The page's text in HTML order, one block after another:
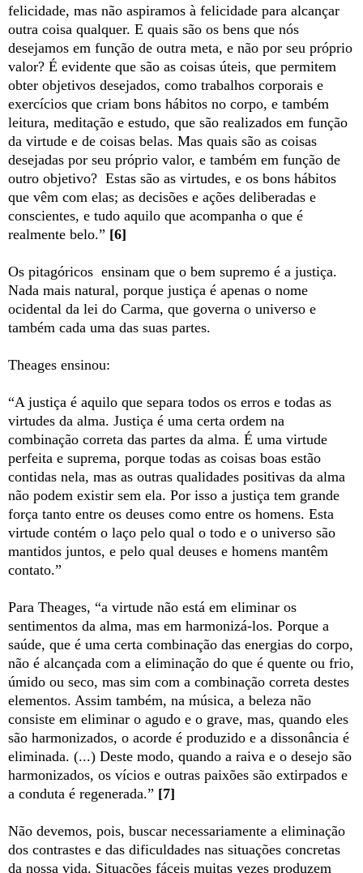
felicidade, mas não aspiramos à felicidade para alcançar
outra coisa qualquer. E quais são os bens que nós
desejamos em função de outra meta, e não por seu próprio
valor? É evidente que são as coisas úteis, que permitem
obter objetivos desejados, como trabalhos corporais e
exercícios que criam bons hábitos no corpo, e também
leitura, meditação e estudo, que são realizados em função
da virtude e de coisas belas. Mas quais são as coisas
desejadas por seu próprio valor, e também em função de
outro objetivo? Estas são as virtudes, e os bons hábitos
que vêm com elas; as decisões e ações deliberadas e
conscientes, e tudo aquilo que acompanha o que é
realmente belo.” [6]
Os pitagóricos ensinam que o bem supremo é a justiça.
Nada mais natural, porque justiça é apenas o nome
ocidental da lei do Carma, que governa o universo e
também cada uma das suas partes.
Theages ensinou:
“A justiça é aquilo que separa todos os erros e todas as
virtudes da alma. Justiça é uma certa ordem na
combinação correta das partes da alma. É uma virtude
perfeita e suprema, porque todas as coisas boas estão
contidas nela, mas as outras qualidades positivas da alma
não podem existir sem ela. Por isso a justiça tem grande
força tanto entre os deuses como entre os homens. Esta
virtude contém o laço pelo qual o todo e o universo são
mantidos juntos, e pelo qual deuses e homens mantêm
contato.”
Para Theages, “a virtude não está em eliminar os
sentimentos da alma, mas em harmonizá-los. Porque a
saúde, que é uma certa combinação das energias do corpo,
não é alcançada com a eliminação do que é quente ou frio,
úmido ou seco, mas sim com a combinação correta destes
elementos. Assim também, na música, a beleza não
consiste em eliminar o agudo e o grave, mas, quando eles
são harmonizados, o acorde é produzido e a dissonância é
eliminada. (...) Deste modo, quando a raiva e o desejo são
harmonizados, os vícios e outras paixões são extirpados e
a conduta é regenerada.” [7]
Não devemos, pois, buscar necessariamente a eliminação
dos contrastes e das dificuldades nas situações concretas
da nossa vida. Situações fáceis muitas vezes produzem